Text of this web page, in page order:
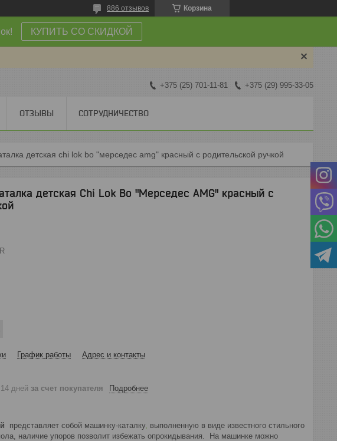
Корзина
886 отзывов
КУПИТЬ СО СКИДКОЙ
+375 (25) 701-11-81 +375 (29) 995-33-05
ОТЗЫВЫ СОТРУДНИЧЕСТВО
детская chi lok bo "мерседес amg" красный с родительской ручкой
детская Chi Lok Bo "Мерседес AMG" красный с
График работы Адрес и контакты
дней за счет покупателя Подробнее
представляет собой машинку-каталку, выполненную в виде известного стильного
наличие упоров позволит избежать опрокидывания. На машинке можно